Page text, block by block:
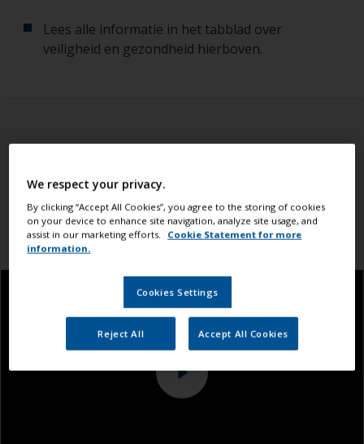
Lees alle informatie in het tabblad over
veiligheid en gezondheid hierboven.
We respect your privacy.
By clicking “Accept All Cookies”, you agree to the storing of cookies
on your device to enhance site navigation, analyze site usage, and
assist in our marketing efforts.
Cookie Statement for more
information.
Cookies Settings
Reject All Accept All Cookies